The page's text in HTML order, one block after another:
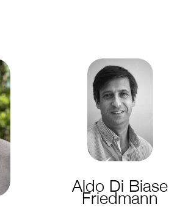
Aldo Di Biase
Friedmann